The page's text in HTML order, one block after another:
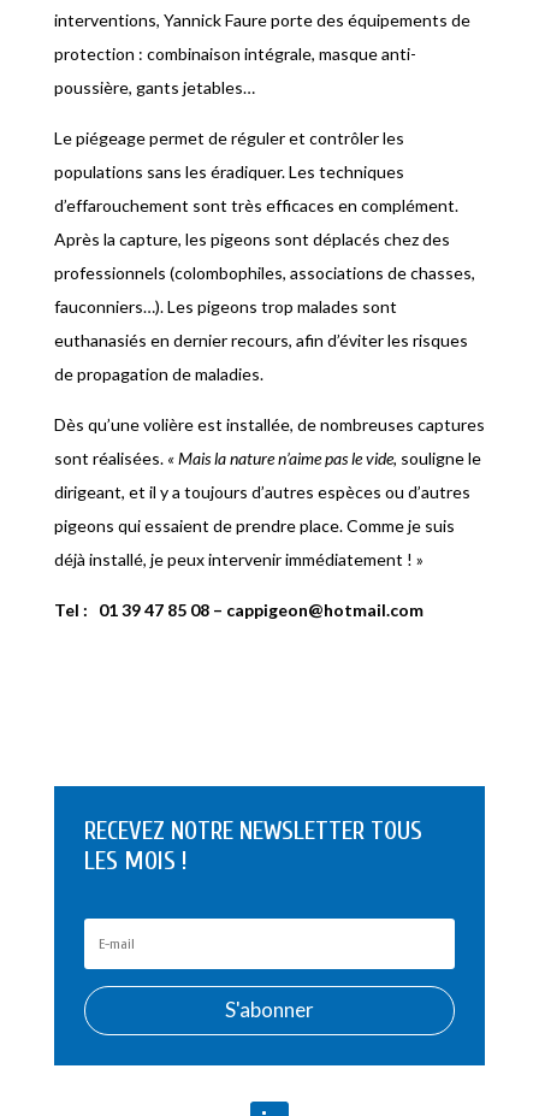
interventions, Yannick Faure porte des équipements de
protection : combinaison intégrale, masque anti-
poussière, gants jetables…
Le piégeage permet de réguler et contrôler les
populations sans les éradiquer. Les techniques
d’effarouchement sont très efficaces en complément.
Après la capture, les pigeons sont déplacés chez des
professionnels (colombophiles, associations de chasses,
fauconniers…). Les pigeons trop malades sont
euthanasiés en dernier recours, afin d’éviter les risques
de propagation de maladies.
Dès qu’une volière est installée, de nombreuses captures
sont réalisées. « Mais la nature n’aime pas le vide, souligne le
dirigeant, et il y a toujours d’autres espèces ou d’autres
pigeons qui essaient de prendre place. Comme je suis
déjà installé, je peux intervenir immédiatement ! »
Tel : 01 39 47 85 08 – cappigeon@hotmail.com
RECEVEZ NOTRE NEWSLETTER TOUS
LES MOIS !
S'abonner